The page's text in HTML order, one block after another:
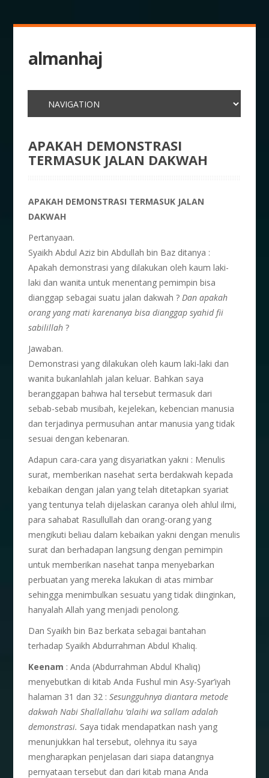
almanhaj
APAKAH DEMONSTRASI
TERMASUK JALAN DAKWAH
APAKAH DEMONSTRASI TERMASUK JALAN
DAKWAH
Pertanyaan.
Syaikh Abdul Aziz bin Abdullah bin Baz ditanya :
Apakah demonstrasi yang dilakukan oleh kaum laki-
laki dan wanita untuk menentang pemimpin bisa
dianggap sebagai suatu jalan dakwah ?Dan apakah
orang yang mati karenanya bisa dianggap syahid fii
sabilillah ?
Jawaban.
Demonstrasi yang dilakukan oleh kaum laki-laki dan
wanita bukanlahlah jalan keluar. Bahkan saya
beranggapan bahwa hal tersebut termasuk dari
sebab-sebab musibah, kejelekan, kebencian manusia
dan terjadinya permusuhan antar manusia yang tidak
sesuai dengan kebenaran.
Adapun cara-cara yang disyariatkan yakni : Menulis
surat, memberikan nasehat serta berdakwah kepada
kebaikan dengan jalan yang telah ditetapkan syariat
yang tentunya telah dijelaskan caranya oleh ahlul ilmi,
para sahabat Rasullullah dan orang-orang yang
mengikuti beliau dalam kebaikan yakni dengan menulis
surat dan berhadapan langsung dengan pemimpin
untuk memberikan nasehat tanpa menyebarkan
perbuatan yang mereka lakukan di atas mimbar
sehingga menimbulkan sesuatu yang tidak diinginkan,
hanyalah Allah yang menjadi penolong.
Dan Syaikh bin Baz berkata sebagai bantahan
terhadap Syaikh Abdurrahman Abdul Khaliq.
Keenam : Anda (Abdurrahman Abdul Khaliq)
menyebutkan di kitab Anda Fushul min Asy-Syar’iyah
halaman 31 dan 32 :Sesungguhnya diantara metode
dakwah Nabi Shallallahu ‘alaihi wa sallam adalah
demonstrasi. Saya tidak mendapatkan nash yang
menunjukkan hal tersebut, olehnya itu saya
mengharapkan penjelasan dari siapa datangnya
pernyataan tersebut dan dari kitab mana Anda